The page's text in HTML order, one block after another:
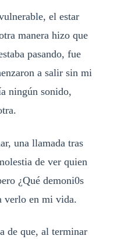
el estar
manera hizo que
pasando, fue
a salir sin mi
ningún sonido,
una llamada tras
de ver quien
¿Qué demoni0s
verlo en mi vida.
de que, al terminar